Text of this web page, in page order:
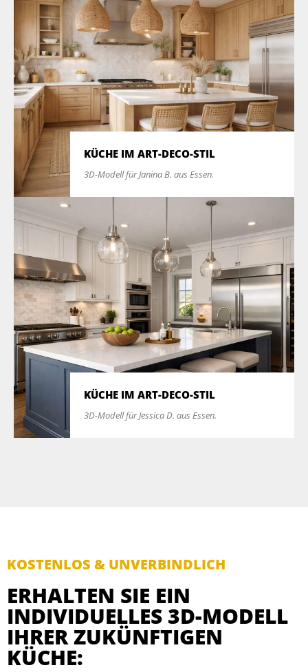
KÜCHE IM ART-DECO-STIL
3D-Modell für Janina B. aus Essen.
KÜCHE IM ART-DECO-STIL
3D-Modell für Jessica D. aus Essen.
KOSTENLOS & UNVERBINDLICH
ERHALTEN SIE EIN
INDIVIDUELLES 3D-MODELL
IHRER ZUKÜNFTIGEN
KÜCHE: